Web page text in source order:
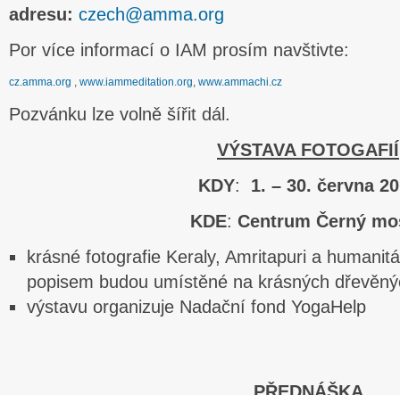
adresu: czech@amma.org
Por více informací o IAM prosím navštivte:
cz.amma.org , www.iammeditation.org, www.ammachi.cz
Pozvánku lze volně šířit dál.
VÝSTAVA FOTOGAFIÍ
KDY:
1. – 30. června
KDE: Centrum Černý
krásné fotografie Keraly, Amritapuri a
popisem budou umístěné na krásných
výstavu organizuje Nadační fond YogaHelp